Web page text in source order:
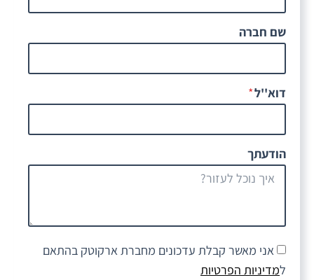
שם חברה
דוא''ל
הודעתך
אני מאשר קבלת עדכונים מחברת ארקוטק בהתאם
למדיניות הפרטיות